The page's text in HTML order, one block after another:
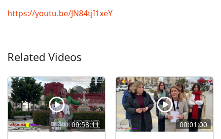
https://youtu.be/JN84tjI1xeY
Related Videos
00:58:11 00:01:00